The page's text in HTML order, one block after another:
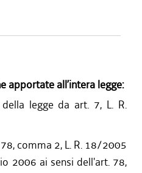
apportate all’intera legge:
legge da art. 7, L. R.
comma 2, L. R. 18/2005
2006 ai sensi dell'art. 78,